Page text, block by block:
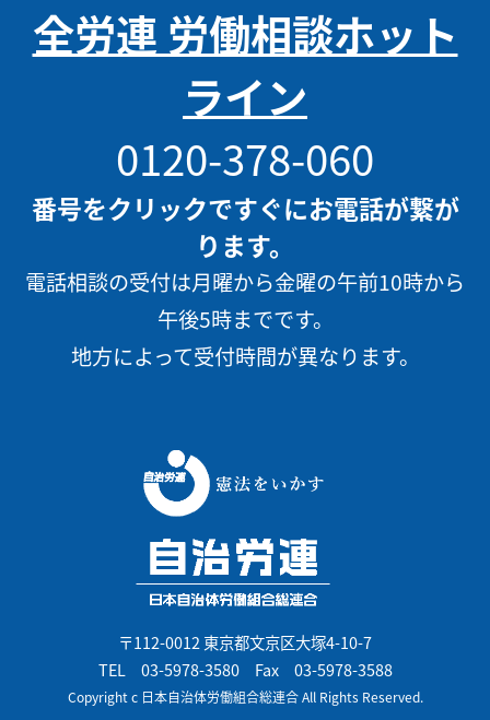
全労連 労働相談ホット
ライン
0120-378-060
番号をクリックですぐにお電話が繋が
ります。
電話相談の受付は月曜から金曜の午前10時から
午後5時までです。
地方によって受付時間が異なります。
〒112-0012 東京都文京区大塚4-10-7
TEL 03-5978-3580Fax 03-5978-3588
Copyright c 日本自治体労働組合総連合 All Rights Reserved.